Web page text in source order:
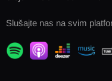
Slušajte nas na svim